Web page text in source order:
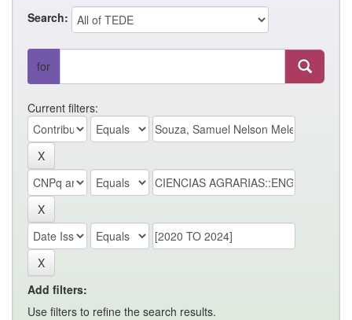
Search:
for
Current filters:
Add filters:
Use filters to refine the search results.